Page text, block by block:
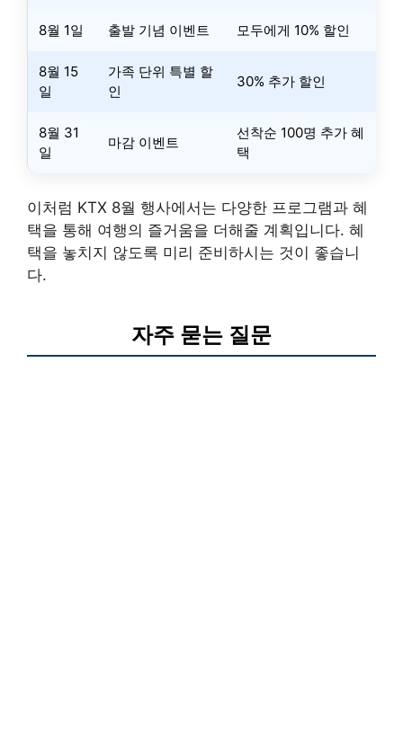
8월 1일 출발 기념 이벤트 모두에게 10% 할인
8월 15
일
가족 단위 특별 할
인
30% 추가 할인
8월 31
일
마감 이벤트
선착순 100명 추가 혜
택
이처럼 KTX 8월 행사에서는 다양한 프로그램과 혜
택을 통해 여행의 즐거움을 더해줄 계획입니다. 혜
택을 놓치지 않도록 미리 준비하시는 것이 좋습니
다.
자주 묻는 질문